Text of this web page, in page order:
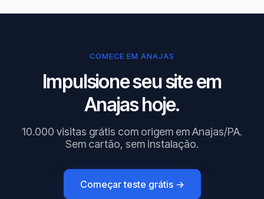
COMECE EM ANAJAS
Impulsione seu site em
Anajas hoje.
10.000 visitas grátis com origem em Anajas/PA.
Sem cartão, sem instalação.
Começar teste grátis →